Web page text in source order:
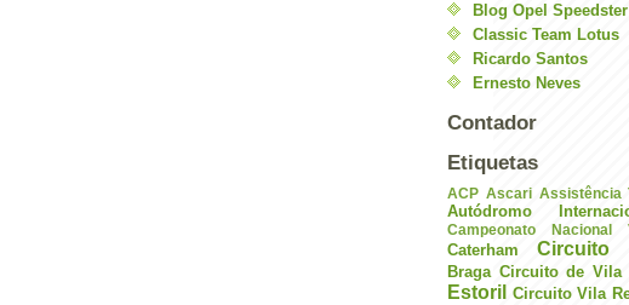
Blog Opel Speedster
Classic Team Lotus
Ricardo Santos
Ernesto Neves
Contador
Etiquetas
ACP Ascari Assistência
Autódromo
Campeonato Nacional
Caterham Circuito
Braga Circuito de Vila
Estoril Circuito Vila